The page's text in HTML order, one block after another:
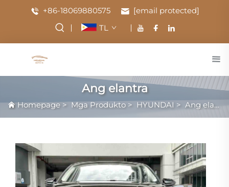
+86-18069880575
[email protected]
TL
Ang elantra
Homepage> Mga Produkto > HYUNDAI > Ang elantra